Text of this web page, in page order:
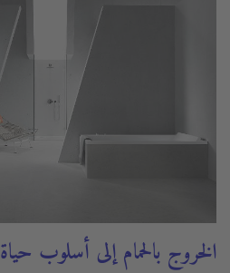
الخروج بالحمام إلى أسلوب حياة